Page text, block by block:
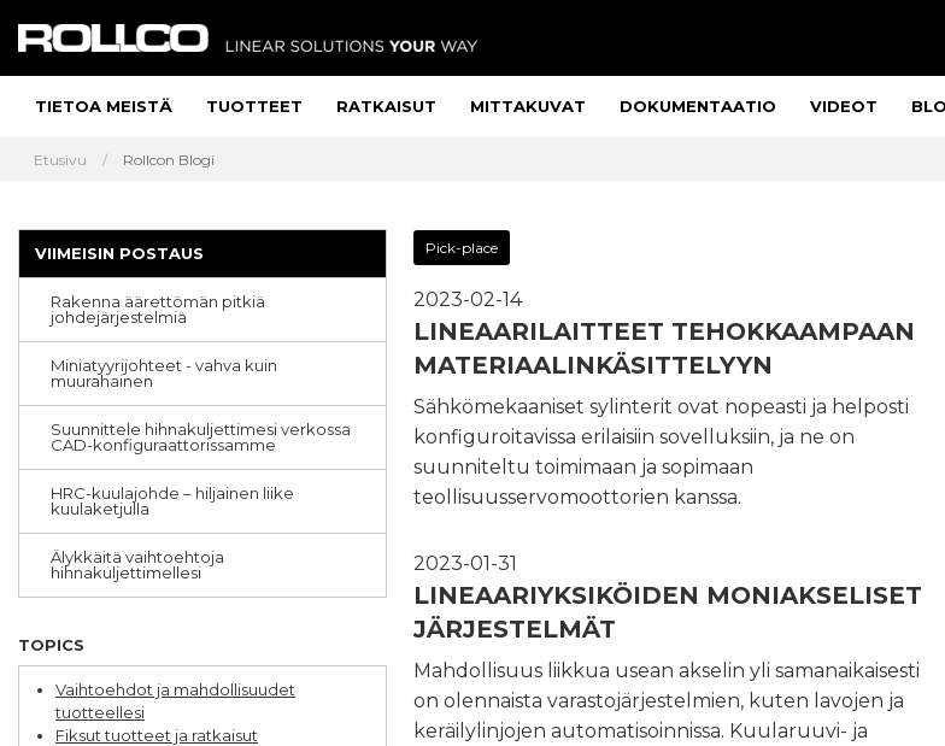
TIETOA MEISTÄ TUOTTEET RATKAISUT MITTAKUVAT DOKUMENTAATIO VIDEOT
Etusivu Rollcon Blogi
Pick-place
2023-02-14
LINEAARILAITTEET TEHOKKAAMPAAN
MATERIAALINKÄSITTELYYN
Sähkömekaaniset sylinterit ovat nopeasti ja helposti
konfiguroitavissa erilaisiin sovelluksiin, ja ne on
suunniteltu toimimaan ja sopimaan
teollisuusservomoottorien kanssa.
2023-01-31
LINEAARIYKSIKÖIDEN MONIAKSELISET
JÄRJESTELMÄT
Mahdollisuus liikkua usean akselin yli samanaikaisesti
on olennaista varastojärjestelmien, kuten lavojen ja
keräilylinjojen automatisoinnissa. Kuularuuvi- ja
VIIMEISIN POSTAUS
Rakenna äärettömän pitkiä
johdejärjestelmiä
Miniatyyrijohteet - vahva kuin
muurahainen
Suunnittele hihnakuljettimesi verkossa
CAD-konfiguraattorissamme
HRC-kuulajohde – hiljainen liike
kuulaketjulla
Älykkäitä vaihtoehtoja
hihnakuljettimellesi
TOPICS
Vaihtoehdot ja mahdollisuudet
tuotteellesi
Fiksut tuotteet ja ratkaisut